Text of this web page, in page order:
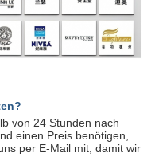
von 24 Stunden nach
einen Preis benötigen,
per E-Mail mit, damit wir